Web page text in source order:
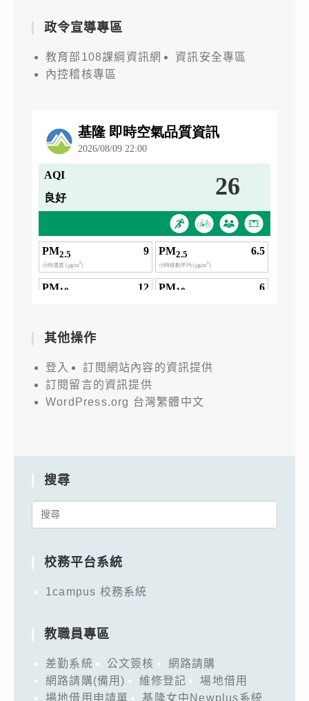
政令宣導專區
教育部108課綱資訊網
資訊安全專區
內控稽核專區
其他操作
登入
訂閱網站內容的資訊提供
訂閱留言的資訊提供
WordPress.org 台灣繁體中文
搜尋
Search
校務平台系統
1campus 校務系統
教職員專區
差勤系統 公文簽核
網路請購
網路請購(備用)
維修登記
場地借用
場地借用申請單
基隆女中Newplus系統